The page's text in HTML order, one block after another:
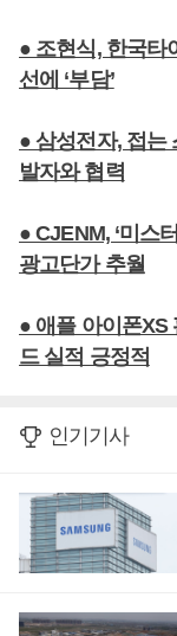
● 조현식, 한국타
선에 ‘부담’
● 삼성전자, 접는
발자와 협력
● CJENM, ‘미스
광고단가 추월
● 애플 아이폰XS
드 실적 긍정적
인기기사